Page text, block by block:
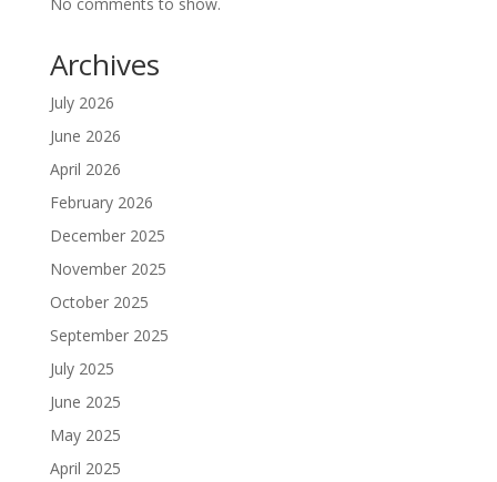
Archives
July 2026
June 2026
April 2026
February 2026
December 2025
November 2025
October 2025
September 2025
July 2025
June 2025
May 2025
April 2025